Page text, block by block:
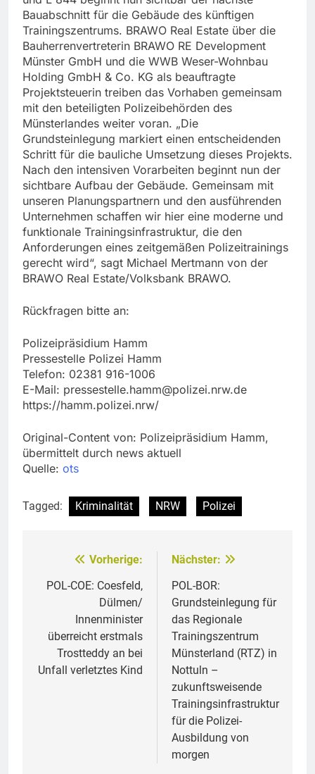
Bauabschnitt für die Gebäude des künftigen
Trainingszentrums. BRAWO Real Estate über die
Bauherrenvertreterin BRAWO RE Development
Münster GmbH und die WWB Weser-Wohnbau
Holding GmbH & Co. KG als beauftragte
Projektsteuerin treiben das Vorhaben gemeinsam
mit den beteiligten Polizeibehörden des
Münsterlandes weiter voran. „Die
Grundsteinlegung markiert einen entscheidenden
Schritt für die bauliche Umsetzung dieses Projekts.
Nach den intensiven Vorarbeiten beginnt nun der
sichtbare Aufbau der Gebäude. Gemeinsam mit
unseren Planungspartnern und den ausführenden
Unternehmen schaffen wir hier eine moderne und
funktionale Trainingsinfrastruktur, die den
Anforderungen eines zeitgemäßen Polizeitrainings
gerecht wird“, sagt Michael Mertmann von der
BRAWO Real Estate/Volksbank BRAWO.
Rückfragen bitte an:
Polizeipräsidium Hamm
Pressestelle Polizei Hamm
Telefon: 02381 916-1006
E-Mail: pressestelle.hamm@polizei.nrw.de
https://hamm.polizei.nrw/
Original-Content von: Polizeipräsidium Hamm,
übermittelt durch news aktuell
Quelle: ots
Tagged: Kriminalität NRW Polizei
Beitragsnavigation
Vorherige:
POL-COE: Coesfeld,
Dülmen/
Innenminister
überreicht erstmals
Trostteddy an bei
Unfall verletztes Kind
Nächster:
POL-BOR:
Grundsteinlegung für
das Regionale
Trainingszentrum
Münsterland (RTZ) in
Nottuln –
zukunftsweisende
Trainingsinfrastruktur
für die Polizei-
Ausbildung von
morgen